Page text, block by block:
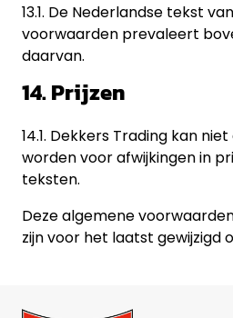
13.1. De Nederlandse tekst
voorwaarden prevaleert
daarvan.
14. Prijzen
14.1. Dekkers Trading kan
worden voor afwijkingen in
teksten.
Deze algemene
zijn voor het laatst gewijzigd